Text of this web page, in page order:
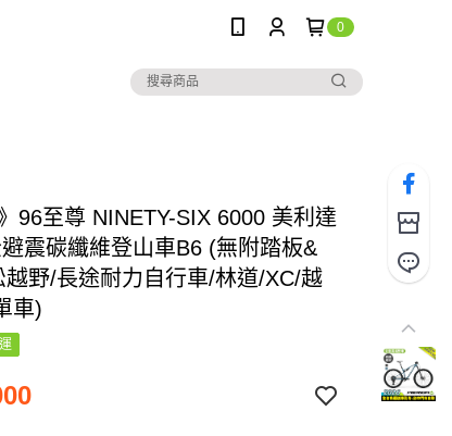
0
96至尊 NINETY-SIX 6000 美利達
震碳纖維登山車B6 (無附踏板&
越野/長途耐力自行車/林道/XC/越
車)